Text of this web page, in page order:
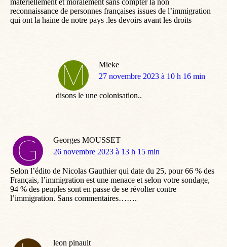
matériellement et moralement sans compter la non
reconnaissance de personnes françaises issues de l’immigration
qui ont la haine de notre pays .les devoirs avant les droits
Mieke
dit
27 novembre 2023 à 10 h 16 min
disons le une colonisation..
Georges MOUSSET
dit
26 novembre 2023 à 13 h 15 min
Selon l’édito de Nicolas Gauthier qui date du 25, pour 66 % des
Français, l’immigration est une menace et selon votre sondage,
94 % des peuples sont en passe de se révolter contre
l’immigration. Sans commentaires…….
leon pinault